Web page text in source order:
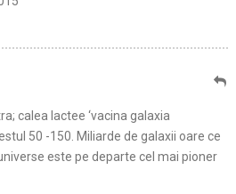
calea lactee ‘vacina galaxia
50 -150. Miliarde de galaxii oare ce
este pe departe cel mai pioner